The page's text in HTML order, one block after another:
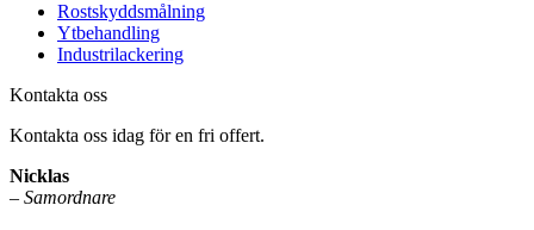
Rostskyddsmålning
Ytbehandling
Industrilackering
Kontakta oss
Kontakta oss idag för en fri offert.
Nicklas
– Samordnare